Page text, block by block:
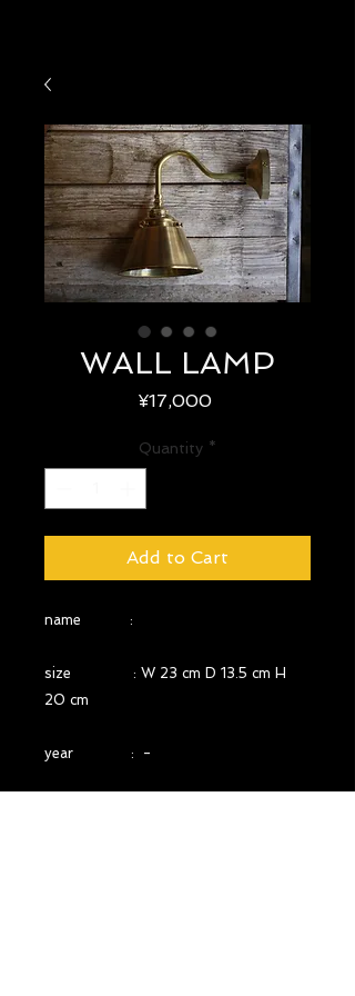
WALL LAMP
¥17,000Price
Quantity *
Add to Cart
name :
size : W 23 cm D 13.5 cm H
20 cm
year : -